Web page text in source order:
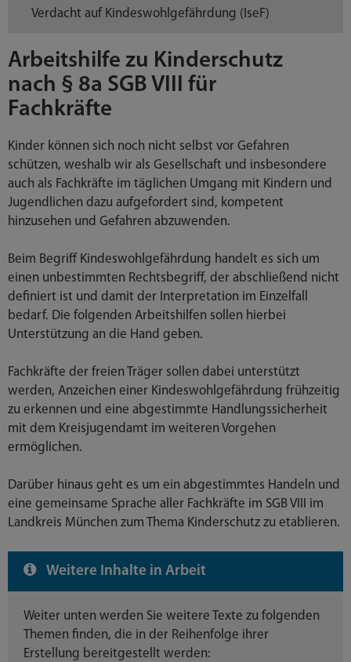
Arbeitshilfe zu Kinderschutz
nach § 8a SGB VIII für
Fachkräfte
Kinder können sich noch nicht selbst vor Gefahren
schützen, weshalb wir als Gesellschaft und insbesondere
auch als Fachkräfte im täglichen Umgang mit Kindern und
Jugendlichen dazu aufgefordert sind, kompetent
hinzusehen und Gefahren abzuwenden.
Beim Begriff Kindeswohlgefährdung handelt es sich um
einen unbestimmten Rechtsbegriff, der abschließend nicht
definiert ist und damit der Interpretation im Einzelfall
bedarf. Die folgenden Arbeitshilfen sollen hierbei
Unterstützung an die Hand geben.
Fachkräfte der freien Träger sollen dabei unterstützt
werden, Anzeichen einer Kindeswohlgefährdung frühzeitig
zu erkennen und eine abgestimmte Handlungssicherheit
mit dem Kreisjugendamt im weiteren Vorgehen
ermöglichen.
Darüber hinaus geht es um ein abgestimmtes Handeln und
eine gemeinsame Sprache aller Fachkräfte im SGB VIII im
Landkreis München zum Thema Kinderschutz zu etablieren.
Weitere Inhalte in Arbeit
Weiter unten werden Sie weitere Texte zu folgenden
Themen finden, die in der Reihenfolge ihrer
Erstellung bereitgestellt werden:
Verdacht auf Kindeswohlgefährdung (IseF)